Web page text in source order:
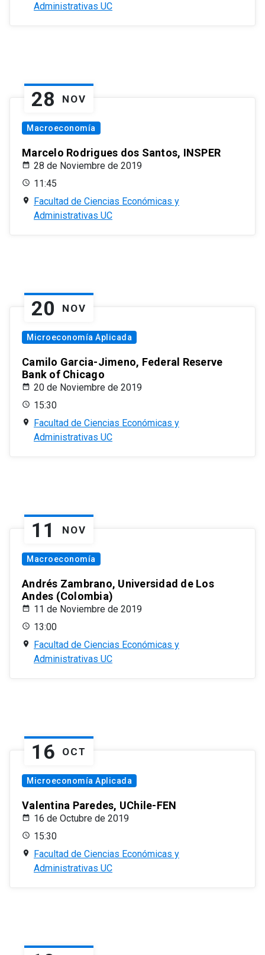
Administrativas UC
28 NOV
Macroeconomía
Marcelo Rodrigues dos Santos, INSPER
28 de Noviembre de 2019
11:45
Facultad de Ciencias Económicas y
Administrativas UC
20 NOV
Microeconomía Aplicada
Camilo Garcia-Jimeno, Federal Reserve
Bank of Chicago
20 de Noviembre de 2019
15:30
Facultad de Ciencias Económicas y
Administrativas UC
11 NOV
Macroeconomía
Andrés Zambrano, Universidad de Los
Andes (Colombia)
11 de Noviembre de 2019
13:00
Facultad de Ciencias Económicas y
Administrativas UC
16 OCT
Microeconomía Aplicada
Valentina Paredes, UChile-FEN
16 de Octubre de 2019
15:30
Facultad de Ciencias Económicas y
Administrativas UC